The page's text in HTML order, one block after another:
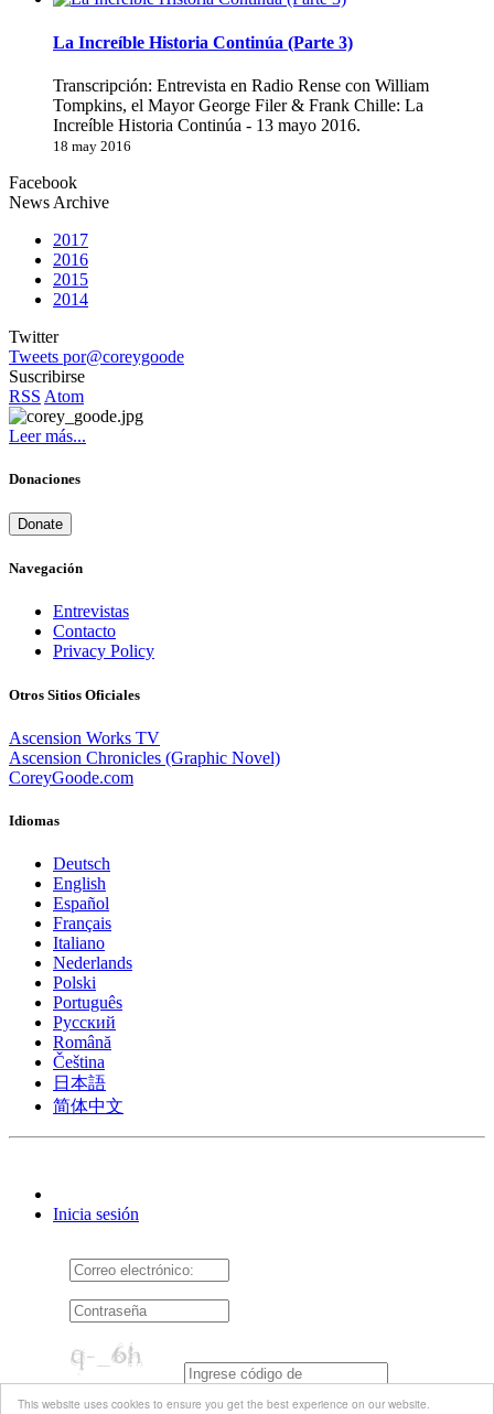
This website uses cookies to ensure you get the best experience on our website.
La Increíble Historia Continúa (Parte 3)
Transcripción: Entrevista en Radio Rense con William
Tompkins, el Mayor George Filer & Frank Chille: La
Increíble Historia Continúa - 13 mayo 2016.
18 may 2016
Facebook
News Archive
2017
2016
2015
2014
Twitter
Tweets por@coreygoode
Suscribirse
RSS Atom
Leer más...
Donaciones
Donate
Navegación
Entrevistas
Contacto
Privacy Policy
Otros Sitios Oficiales
Ascension Works TV
Ascension Chronicles (Graphic Novel)
CoreyGoode.com
Idiomas
Deutsch
English
Español
Français
Italiano
Nederlands
Polski
Português
Pусский
Română
Čeština
日本語
简体中文
Inicia sesión
Acuérdate de mí